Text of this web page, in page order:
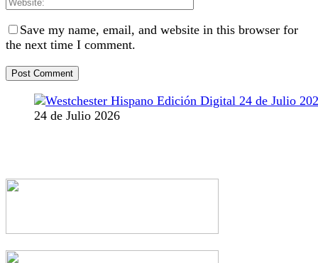
Save my name, email, and website in this browser for
the next time I comment.
24 de Julio 2026